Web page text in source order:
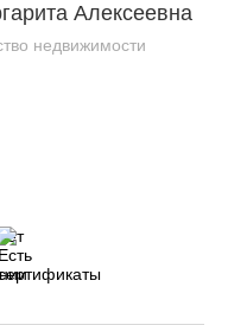
Алексеевна
недвижимости